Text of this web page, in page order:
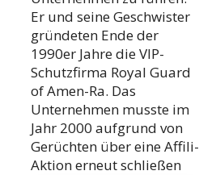
Er und seine Geschwister
gründeten Ende der
1990er Jahre die VIP-
Schutzfirma Royal Guard
of Amen-Ra. Das
Unternehmen musste im
Jahr 2000 aufgrund von
Gerüchten über eine Affili-
Aktion erneut schließen